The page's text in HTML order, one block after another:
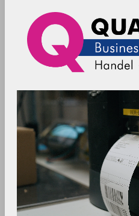
Portfolio
Advanced Systems
Consulting & Support
Technischer Support
QUAD-Cloud
Treiber & Handbücher